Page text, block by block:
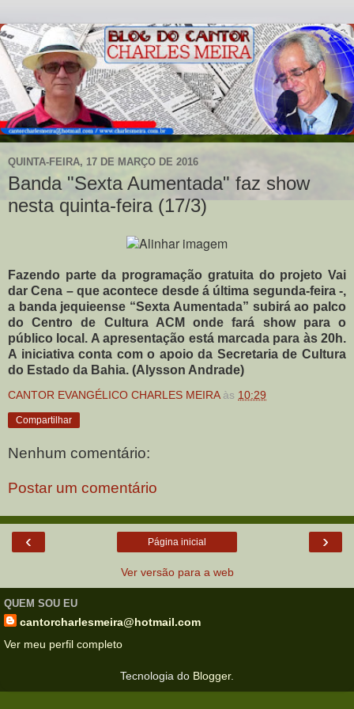
QUINTA-FEIRA, 17 DE MARÇO DE 2016
Banda "Sexta Aumentada" faz show
nesta quinta-feira (17/3)
Fazendo parte da programação gratuita do projeto Vai
dar Cena – que acontece desde á última segunda-feira -,
a banda jequieense “Sexta Aumentada” subirá ao palco
do Centro de Cultura ACM onde fará show para o
público local. A apresentação está marcada para às 20h.
A iniciativa conta com o apoio da Secretaria de Cultura
do Estado da Bahia. (Alysson Andrade)
CANTOR EVANGÉLICO CHARLES MEIRA às 10:29
Compartilhar
Nenhum comentário:
Postar um comentário
‹ ›
Página inicial
Ver versão para a web
QUEM SOU EU
cantorcharlesmeira@hotmail.com
Ver meu perfil completo
Tecnologia do Blogger.